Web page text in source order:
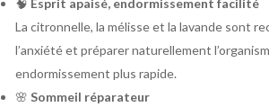
🧠 Esprit apaisé, endormissement facilité
La citronnelle, la mélisse et la lavande sont
l’anxiété et préparer naturellement
endormissement plus rapide.
🌸 Sommeil réparateur